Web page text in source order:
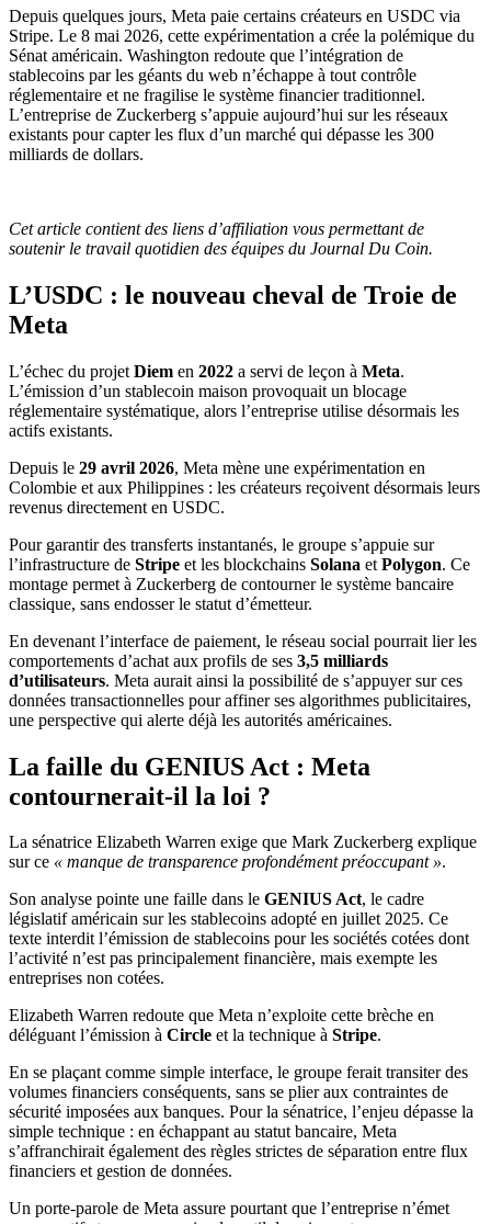
Depuis quelques jours, Meta paie certains créateurs en USDC via
Stripe. Le 8 mai 2026, cette expérimentation a crée la polémique du
Sénat américain. Washington redoute que l’intégration de
stablecoins par les géants du web n’échappe à tout contrôle
réglementaire et ne fragilise le système financier traditionnel.
L’entreprise de Zuckerberg s’appuie aujourd’hui sur les réseaux
existants pour capter les flux d’un marché qui dépasse les 300
milliards de dollars.
Cet article contient des liens d’affiliation vous permettant de
soutenir le travail quotidien des équipes du Journal Du Coin.
L’USDC : le nouveau cheval de Troie de
Meta
L’échec du projet Diem en 2022 a servi de leçon à Meta.
L’émission d’un stablecoin maison provoquait un blocage
réglementaire systématique, alors l’entreprise utilise désormais les
actifs existants.
Depuis le 29 avril 2026, Meta mène une expérimentation en
Colombie et aux Philippines : les créateurs reçoivent désormais leurs
revenus directement en USDC.
Pour garantir des transferts instantanés, le groupe s’appuie sur
l’infrastructure de Stripe et les blockchains Solana et Polygon. Ce
montage permet à Zuckerberg de contourner le système bancaire
classique, sans endosser le statut d’émetteur.
En devenant l’interface de paiement, le réseau social pourrait lier les
comportements d’achat aux profils de ses 3,5 milliards
d’utilisateurs. Meta aurait ainsi la possibilité de s’appuyer sur ces
données transactionnelles pour affiner ses algorithmes publicitaires,
une perspective qui alerte déjà les autorités américaines.
La faille du GENIUS Act : Meta
contournerait-il la loi ?
La sénatrice Elizabeth Warren exige que Mark Zuckerberg explique
sur ce « manque de transparence profondément préoccupant ».
Son analyse pointe une faille dans le GENIUS Act, le cadre
législatif américain sur les stablecoins adopté en juillet 2025. Ce
texte interdit l’émission de stablecoins pour les sociétés cotées dont
l’activité n’est pas principalement financière, mais exempte les
entreprises non cotées.
Elizabeth Warren redoute que Meta n’exploite cette brèche en
déléguant l’émission à Circle et la technique à Stripe.
En se plaçant comme simple interface, le groupe ferait transiter des
volumes financiers conséquents, sans se plier aux contraintes de
sécurité imposées aux banques. Pour la sénatrice, l’enjeu dépasse la
simple technique : en échappant au statut bancaire, Meta
s’affranchirait également des règles strictes de séparation entre flux
financiers et gestion de données.
Un porte-parole de Meta assure pourtant que l’entreprise n’émet